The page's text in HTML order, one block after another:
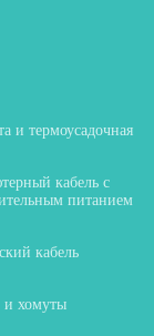
и термоусадочная
кабель с
питанием
кабель
хомуты